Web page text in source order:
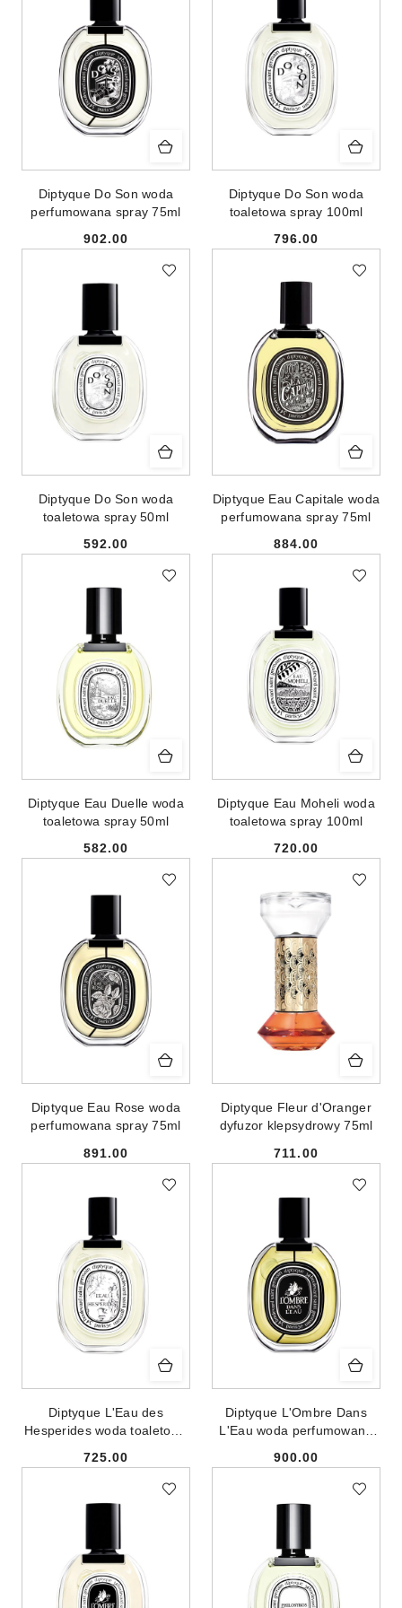
Diptyque Do Son woda
perfumowana spray 75ml
Cena:
902.00
Diptyque Do Son woda
toaletowa spray 100ml
Cena:
796.00
Diptyque Do Son woda
toaletowa spray 50ml
Cena:
592.00
Diptyque Eau Capitale woda
perfumowana spray 75ml
Cena:
884.00
Diptyque Eau Duelle woda
toaletowa spray 50ml
Cena:
582.00
Diptyque Eau Moheli woda
toaletowa spray 100ml
Cena:
720.00
Diptyque Eau Rose woda
perfumowana spray 75ml
Cena:
891.00
Diptyque Fleur d'Oranger
dyfuzor klepsydrowy 75ml
Cena:
711.00
Diptyque L'Eau des
Hesperides woda toaletowa
Cena:
725.00
Diptyque L'Ombre Dans
L'Eau woda perfumowana
Cena:
900.00